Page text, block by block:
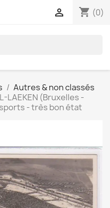
shopping_cart (0)

Autres & non classés
LAEKEN (Bruxelles -
- très bon état